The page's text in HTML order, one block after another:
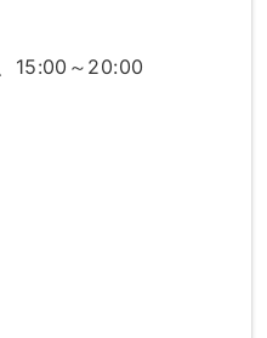
15:00～20:00